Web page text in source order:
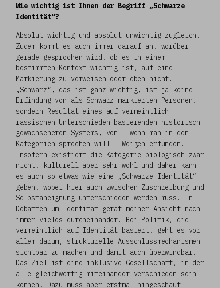
Wie wichtig ist Ihnen der Begriff „Schwarze
Identität“?
Absolut wichtig und absolut unwichtig zugleich.
Zudem kommt es auch immer darauf an, worüber
gerade gesprochen wird, ob es in einem
bestimmten Kontext wichtig ist, auf eine
Markierung zu verweisen oder eben nicht.
„Schwarz“, das ist ganz wichtig, ist ja keine
Erfindung von als Schwarz markierten Personen,
sondern Resultat eines auf vermeintlich
rassischen Unterschieden basierenden historisch
gewachseneren Systems, von – wenn man in den
Kategorien sprechen will – Weißen erfunden.
Insofern existiert die Kategorie biologisch zwar
nicht, kulturell aber sehr wohl und daher kann
es auch so etwas wie eine „Schwarze Identität“
geben, wobei hier auch zwischen Zuschreibung und
Selbstaneignung unterschieden werden muss. In
Debatten um Identität gerät meiner Ansicht nach
immer vieles durcheinander. Bei Politik, die
vermeintlich auf Identität basiert, geht es vor
allem darum, strukturelle Ausschlussmechanismen
sichtbar zu machen und damit auch überwindbar.
Das Ziel ist eine inklusive Gesellschaft, in der
alle gleichwertig miteinander verschieden sein
können. Dazu muss aber erstmal hingeschaut